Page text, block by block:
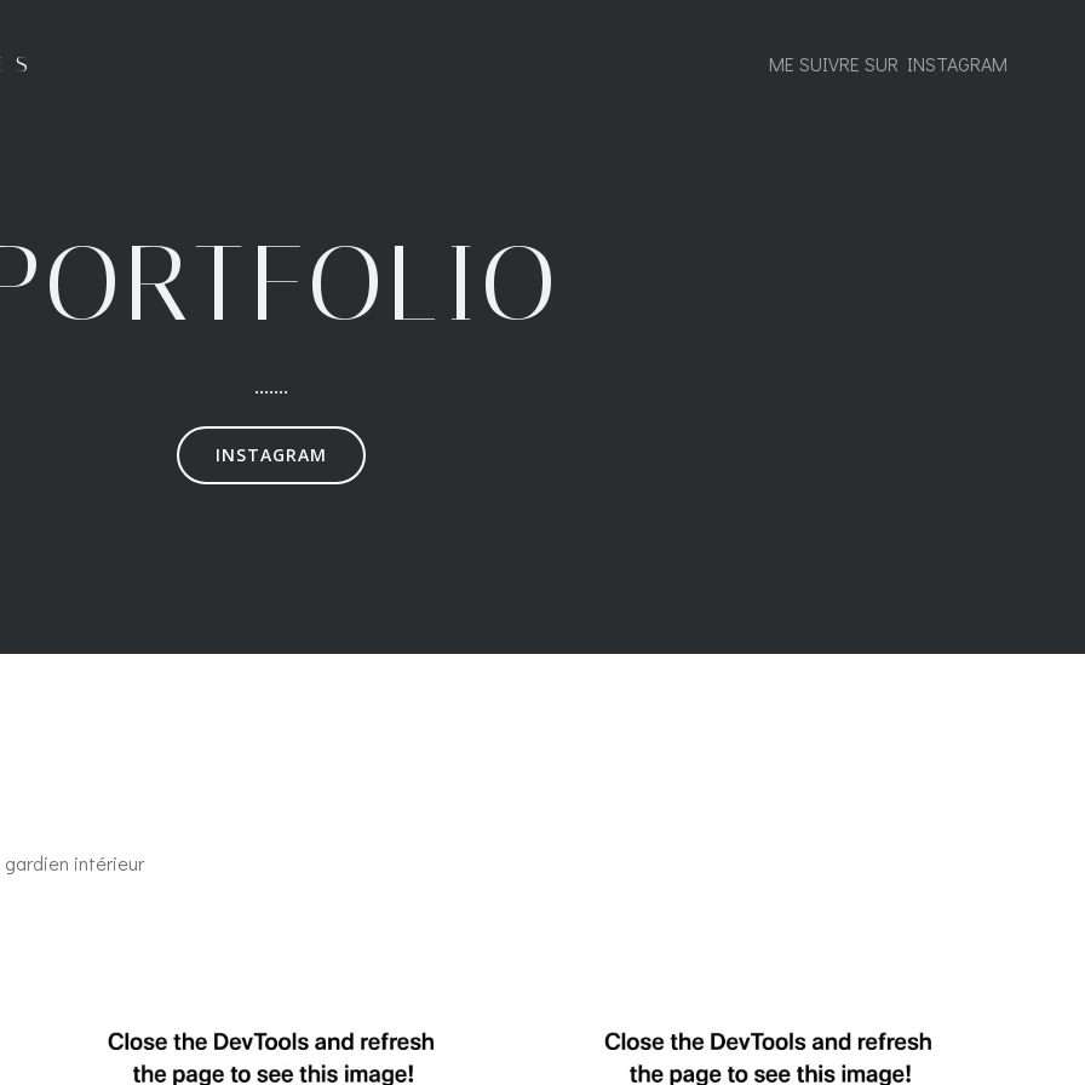
ME SUIVRE SUR INSTAGRAM
.......
INSTAGRAM
intérieur